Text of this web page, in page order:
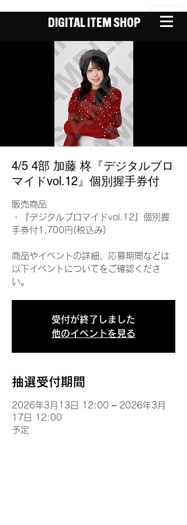
DIGITAL ITEM SHOP
4/5 4部 加藤 柊『デジタルブロ
マイドvol.12』個別握手券付
販売商品
・『デジタルブロマイドvol.12』個別握
手券付1,700円(税込み)
商品やイベントの詳細、応募期間などは
以下イベントについてをご確認くださ
い。
受付が終了しました
他のイベントを見る
抽選受付期間
2026年3月13日 12:00 – 2026年3月
17日 12:00
予定